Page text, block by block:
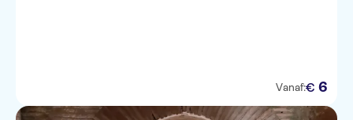
Vanaf:€ 6